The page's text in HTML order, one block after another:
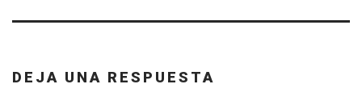
DEJA UNA RESPUESTA